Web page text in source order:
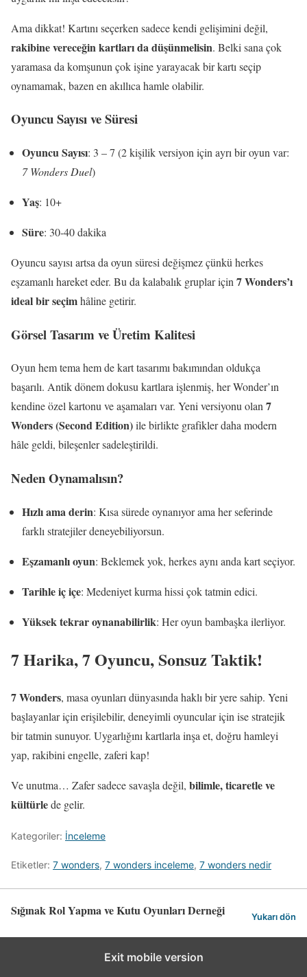
Ama dikkat! Kartını seçerken sadece kendi gelişimini değil,
rakibine vereceğin kartları da düşünmelisin. Belki sana çok
yaramasa da komşunun çok işine yarayacak bir kartı seçip
oynamamak, bazen en akıllıca hamle olabilir.
Oyuncu Sayısı ve Süresi
Oyuncu Sayısı: 3 – 7 (2 kişilik versiyon için ayrı bir oyun var:
7 Wonders Duel)
Yaş: 10+
Süre: 30-40 dakika
Oyuncu sayısı artsa da oyun süresi değişmez çünkü herkes
eşzamanlı hareket eder. Bu da kalabalık gruplar için 7 Wonders’ı
ideal bir seçimhâline getirir.
Görsel Tasarım ve Üretim Kalitesi
Oyun hem tema hem de kart tasarımı bakımından oldukça
başarılı. Antik dönem dokusu kartlara işlenmiş, her Wonder’ın
kendine özel kartonu ve aşamaları var. Yeni versiyonu olan7
Wonders (Second Edition)ile birlikte grafikler daha modern
hâle geldi, bileşenler sadeleştirildi.
Neden Oynamalısın?
Hızlı ama derin: Kısa sürede oynanıyor ama her seferinde
farklı stratejiler deneyebiliyorsun.
Eşzamanlı oyun: Beklemek yok, herkes aynı anda kart seçiyor.
Tarihle iç içe: Medeniyet kurma hissi çok tatmin edici.
Yüksek tekrar oynanabilirlik: Her oyun bambaşka ilerliyor.
7 Harika, 7 Oyuncu, Sonsuz Taktik!
7 Wonders, masa oyunları dünyasında haklı bir yere sahip. Yeni
başlayanlar için erişilebilir, deneyimli oyuncular için ise stratejik
bir tatmin sunuyor. Uygarlığını kartlarla inşa et, doğru hamleyi
yap, rakibini engelle, zaferi kap!
Ve unutma… Zafer sadece savaşla değil, bilimle, ticaretle ve
kültürlede gelir.
Kategoriler: İnceleme
Etiketler: 7 wonders, 7 wonders inceleme, 7 wonders nedir
Sığınak Rol Yapma ve Kutu Oyunları Derneği Yukarı dön
Exit mobile version